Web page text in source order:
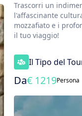
Trascorri un
l'affascinante
mozzafiato e i
il tuo viaggio!
Il Tipo del
Da€ 1219Persona